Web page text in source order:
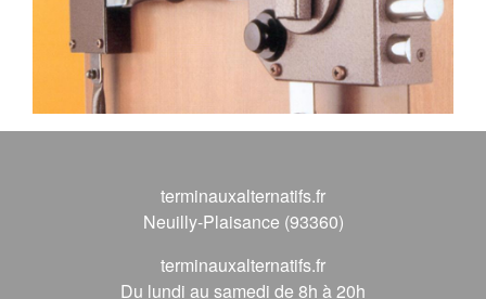
terminauxalternatifs.fr
Neuilly-Plaisance (93360)
terminauxalternatifs.fr
Du lundi au samedi de 8h à 20h